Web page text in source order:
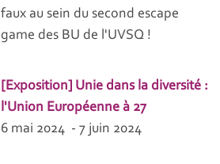
faux au sein du second escape
game des BU de l'UVSQ !
[Exposition] Unie dans la diversité :
l'Union Européenne à 27
6 mai 2024 - 7 juin 2024